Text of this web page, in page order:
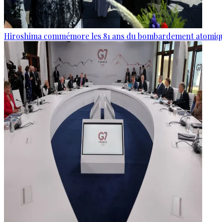
Hiroshima commémore les 81 ans du bombardement